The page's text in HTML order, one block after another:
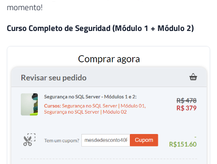
momento!
Curso Completo de Seguridad (Módulo 1 + Módulo 2)